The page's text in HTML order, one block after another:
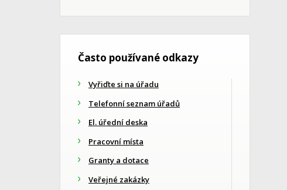
Často používané odkazy
Vyřiďte si na úřadu
Telefonní seznam úřadů
El. úřední deska
Pracovní místa
Granty a dotace
Veřejné zakázky